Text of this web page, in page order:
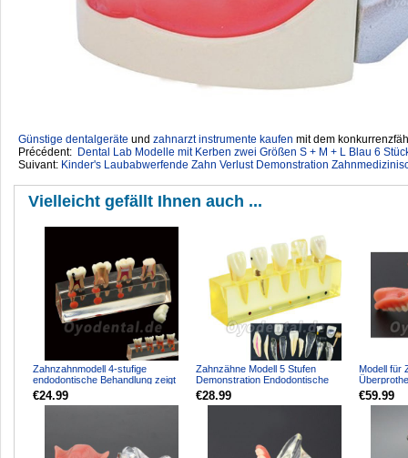
Günstige dentalgeräte ‎ und zahnarzt instrumente kaufen mit dem
Précédent: Dental Lab Modelle mit Kerben zwei Größen S + M + L Blau 6
Suivant: Kinder's Laubabwerfende Zahn Verlust Demonstration
Vielleicht gefällt Ihnen auch ...
Zahnzahnmodell 4-stufige
endodontische Behandlung zeigt
anatomisches M4018-01
€24.99
Zahnzähne Modell 5 Stufen
Demonstration Endodontische
Behandlung Wurzelkanal Sch...
€28.99
Modell für
€59.99